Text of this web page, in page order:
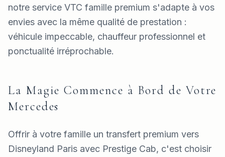
notre service VTC famille premium s'adapte à vos
envies avec la même qualité de prestation :
véhicule impeccable, chauffeur professionnel et
ponctualité irréprochable.
La Magie Commence à Bord de Votre
Mercedes
Offrir à votre famille un transfert premium vers
Disneyland Paris avec Prestige Cab, c'est choisir